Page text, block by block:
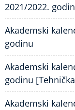
2021/2022.
Akademski
godinu
Akademski
godinu
Akademski